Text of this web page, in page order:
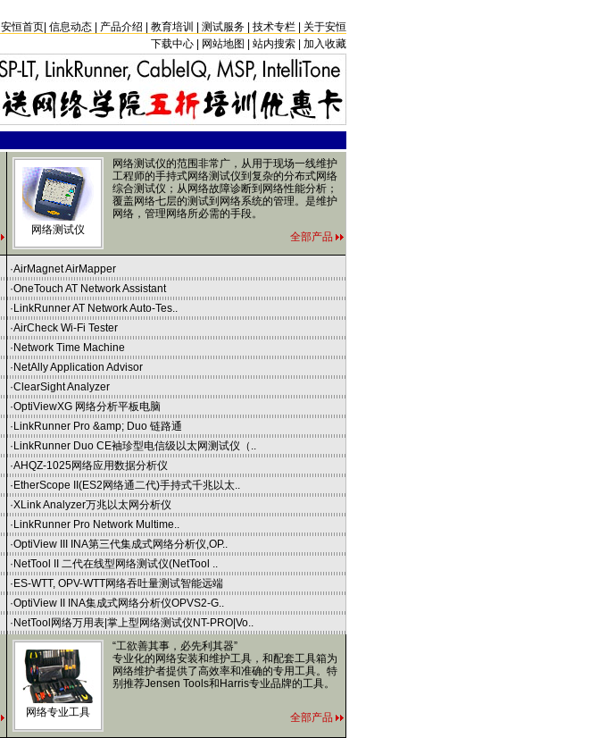
安恒首页 信息动态 产品介绍 教育培训 测试服务 技术专栏
关于安恒
下载中心 |
网站地图 站内搜索 加入收藏
网络测试仪
网络测试仪的范围非常广，从用于现场一线维护
工程师的手持式网络测试仪到复杂的分布式网络
综合测试仪；从网络故障诊断到网络性能分析；
覆盖网络七层的测试到网络系统的管理。是维护
网络，管理网络所必需的手段。
全部产品
·AirMagnet AirMapper
·OneTouch AT Network Assistant
· LinkRunner AT Network Auto-Tes..
·AirCheck Wi-Fi Tester
· Network Time Machine
· NetAlly Application Advisor
·ClearSight Analyzer
·OptiViewXG 网络分析平板电脑
· LinkRunner Pro &amp; Duo 链路通
· LinkRunner Duo CE袖珍型电信级以太网测试仪（..
·AHQZ-1025网络应用数据分析仪
· EtherScope II(ES2网络通二代)手持式千兆以太..
·XLink Analyzer万兆以太网分析仪
· LinkRunner Pro Network Multime..
·OptiView III INA第三代集成式网络分析仪,OP..
· NetTool II 二代在线型网络测试仪(NetTool ..
· ES-WTT, OPV-WTT网络吞吐量测试智能远端
·OptiView II INA集成式网络分析仪OPVS2-G..
· NetTool网络万用表|掌上型网络测试仪NT-PRO|Vo..
网络专业工具
“工欲善其事，必先利其器”
专业化的网络安装和维护工具，和配套工具箱为
网络维护者提供了高效率和准确的专用工具。特
别推荐Jensen Tools和Harris专业品牌的工具。
全部产品